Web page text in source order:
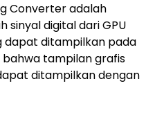
Converter adalah
sinyal digital dari GPU
dapat ditampilkan pada
tampilan grafis
ditampilkan dengan